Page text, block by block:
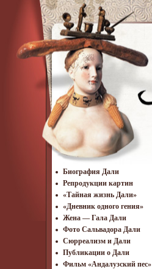
Биография Дали
Репродукции картин
«Тайная жизнь Дали»
«Дневник одного гения»
Жена — Гала Дали
Фото Сальвадора Дали
Cюрреализм и Дали
Публикации о Дали
Фильм «Андалузский пес»